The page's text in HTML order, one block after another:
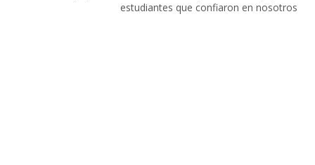
estudiantes que confiaron en nosotros